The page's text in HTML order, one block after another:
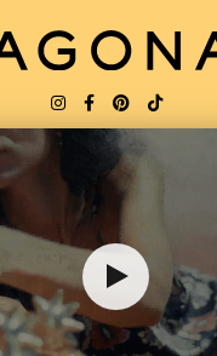
50,00 €
FR
ÉLU MEILLEUR SITE DE COMMERCE